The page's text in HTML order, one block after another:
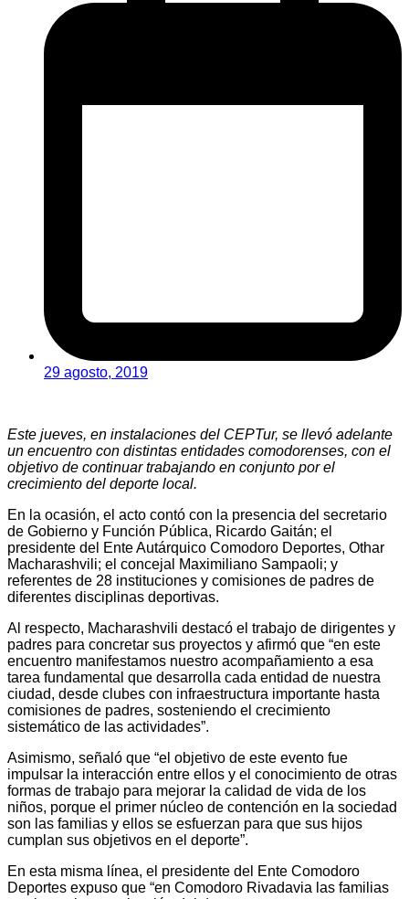
29 agosto, 2019
Este jueves, en instalaciones del CEPTur, se llevó adelante
un encuentro con distintas entidades comodorenses, con el
objetivo de continuar trabajando en conjunto por el
crecimiento del deporte local.
En la ocasión, el acto contó con la presencia del secretario
de Gobierno y Función Pública, Ricardo Gaitán; el
presidente del Ente Autárquico Comodoro Deportes, Othar
Macharashvili; el concejal Maximiliano Sampaoli; y
referentes de 28 instituciones y comisiones de padres de
diferentes disciplinas deportivas.
Al respecto, Macharashvili destacó el trabajo de dirigentes y
padres para concretar sus proyectos y afirmó que “en este
encuentro manifestamos nuestro acompañamiento a esa
tarea fundamental que desarrolla cada entidad de nuestra
ciudad, desde clubes con infraestructura importante hasta
comisiones de padres, sosteniendo el crecimiento
sistemático de las actividades”.
Asimismo, señaló que “el objetivo de este evento fue
impulsar la interacción entre ellos y el conocimiento de otras
formas de trabajo para mejorar la calidad de vida de los
niños, porque el primer núcleo de contención en la sociedad
son las familias y ellos se esfuerzan para que sus hijos
cumplan sus objetivos en el deporte”.
En esta misma línea, el presidente del Ente Comodoro
Deportes expuso que “en Comodoro Rivadavia las familias